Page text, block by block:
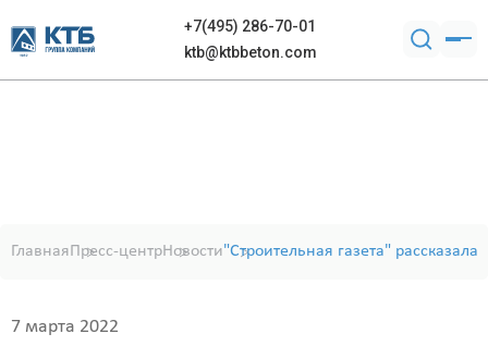
+7(495) 286-70-01
ktb@ktbbeton.com
ГлавнаяПресс-центрНовости"Строительная газета"
7 марта 2022